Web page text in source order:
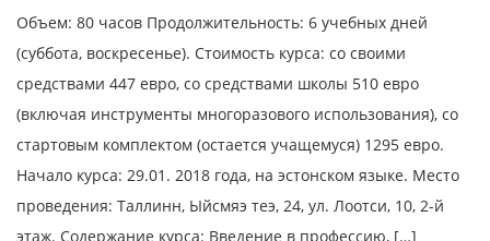
Объем: 80 часов Продолжительность: 6 учебных дней
(суббота, воскресенье). Стоимость курса: со своими
средствами 447 евро, со средствами школы 510 евро
(включая инструменты многоразового использования), со
стартовым комплектом (остается учащемуся) 1295 евро.
Начало курса: 29.01. 2018 года, на эстонском языке. Место
проведения: Таллинн, Ыйсмяэ теэ, 24, ул. Лоотси, 10, 2-й
этаж. Содержание курса: Введение в профессию, […]